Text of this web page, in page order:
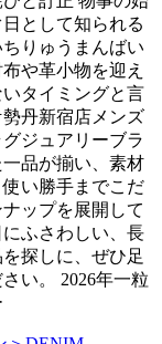
として知られる
ちりゅうまんばい
や革小物を迎え
タイミングと言
丹新宿店メンズ
ジュアリーブラ
品が揃い、素材
い勝手までこだ
ップを展開して
ふさわしい、長
探しに、ぜひ足
い。 2026年一粒